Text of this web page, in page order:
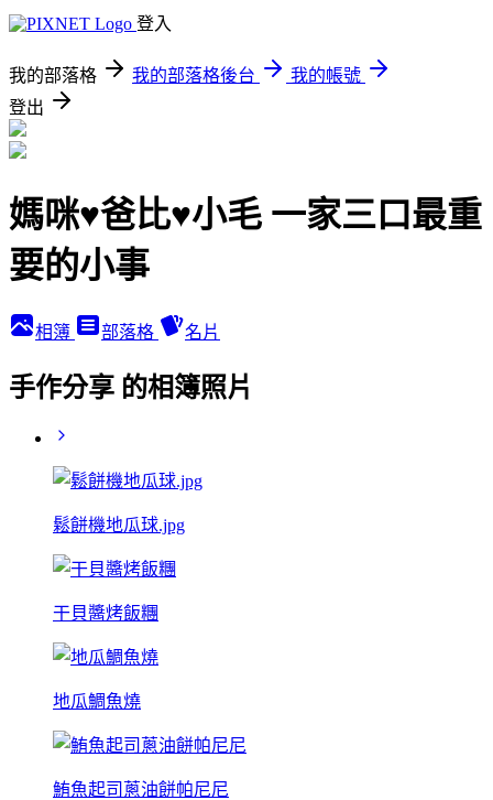
登入
我的部落格 我的部落格後台
我的帳號
登出
媽咪♥爸比♥小毛 一家三口最重
要的小事
相簿 部落格 名片
手作分享 的相簿照片
鬆餅機地瓜球.jpg
干貝醬烤飯糰
地瓜鯛魚燒
鮪魚起司蔥油餅帕尼尼